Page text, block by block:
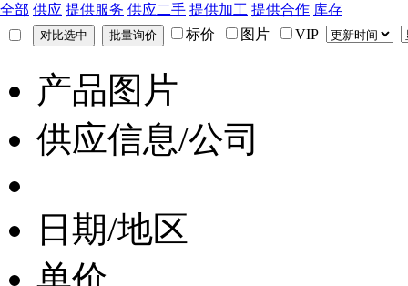
全部 供应 提供服务 供应二手 提供加工 提供合作 库存
标价
图片 VIP
产品图片
供应信息/公司
日期/地区
单价